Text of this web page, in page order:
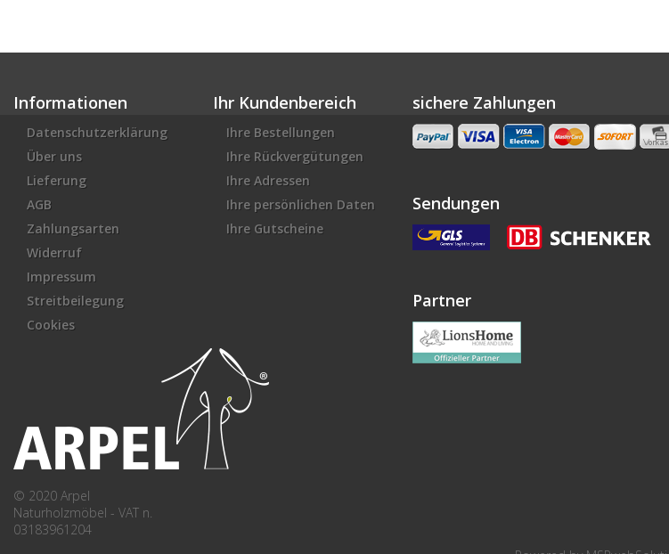
Informationen
Datenschutzerklärung
Über uns
Lieferung
AGB
Zahlungsarten
Widerruf
Impressum
Streitbeilegung
Cookies
© 2020 Arpel
Naturholzmöbel - VAT n.
03183961204
Ihr Kundenbereich
Ihre Bestellungen
Ihre Rückvergütungen
Ihre Adressen
Ihre persönlichen Daten
Ihre Gutscheine
sichere Zahlungen
Sendungen
Partner